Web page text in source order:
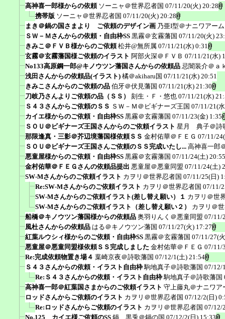
高神喜一郎様からの依頼 ソーニャ＠世界忍者国 07/11/20(火) 20:28
携帯版 ソーニャ＠世界忍者国 07/11/20(火) 20:28
まき＠鍋の国さまより ご依頼のデザイン画 乃亜I型＠ナニワアー
ＳＷ－Ｍさんからの依頼・自由枠SS 黒霧＠玄霧藩国 07/11/20(火)
きみこ＠ＦＶＢ様からのご依頼 松井@無所属 07/11/21(水) 0:31
玄霧＠玄霧藩国様ご依頼のイラスト 阿部火深＠ＦＶＢ 07/11/21(水)
No133高原鋼一郎@キノウツン藩国さんからの依頼品 忌闇装介＠ａ
浅田さんからの依頼品(イラスト) 橘＠akiharu国 07/11/21(水) 20:51
きみこさんからのご依頼の品 伯牙＠伏見藩国 07/11/21(水) 21:30
刀岐乃さんよりご依頼の品（ＳＳ）
刻生・Ｆ・悠也 07/11/21(水)
Ｓ４３さんからご依頼のＳＳ ＳＷ－Ｍ＠ビギナーズ王国 07/11/21(
カイエ様からのご依頼・自由枠SS 黒霧＠玄霧藩国 07/11/23(金) 1:35
ＳＯＵ＠ビギナーズ王国さんからのご依頼イラスト 星月 典子＠詩
那限逢真・三影＠芥辺境藩国様依頼ＳＳ 金村佑華＠ＦＥＧ 07/11/
ＳＯＵ＠ビギナーズ王国さんご依頼のＳＳ完成いたし... 高神喜一郎
悪童屋様からのご依頼・自由枠SS 黒霧＠玄霧藩国 07/11/24(土) 20:55
金村佑華＠ＦＥＧさんの依頼品提出 悪童屋＠悪童同盟 07/11/24(土)
SW-Mさんからのご依頼イラスト カヲリ＠世界忍者国 07/11/25(日)
Re:SW-Mさんからのご依頼イラスト カヲリ＠世界忍者国 07/11/
SW-Mさんからのご依頼イラスト(差し替え願い）１ カヲリ＠世
SW-Mさんからのご依頼イラスト（差し替え願い２）
カヲリ＠
船橋＠キノウツン藩国様からの依頼品 奥羽りんく＠悪童同盟 07/11/
風杜さんからの依頼品 はる＠キノウツン藩国 07/11/27(火) 17:27
紅葉ルウシィ様からのご依頼・自由枠SS 黒霧＠玄霧藩国 07/11/27(
悪童屋＠悪童同盟様依頼ＳＳ完成しました 金村佑華＠ＦＥＧ 07/11/
Re:完成依頼物置き場４ 葉崎京夜＠詩歌藩国 07/12/1(土) 21:54
Ｓ４３さんからの依頼・イラスト自由枠 駒地真子＠詩歌藩国 07/12/
Re:Ｓ４３さんからの依頼・イラスト自由枠 駒地真子＠詩歌藩国
高神喜一郎＠紅葉国さまからのご依頼イラスト 守上藤丸＠ナニワア
ロッドさんからご依頼のイラスト カヲリ＠世界忍者国 07/12/2(日)
Re:ロッドさんからご依頼のイラスト カヲリ＠世界忍者国 07/12/
No.125 カイエ様ご依頼のSS 鍋 黒兎＠鍋の国 07/12/2(日) 15:33